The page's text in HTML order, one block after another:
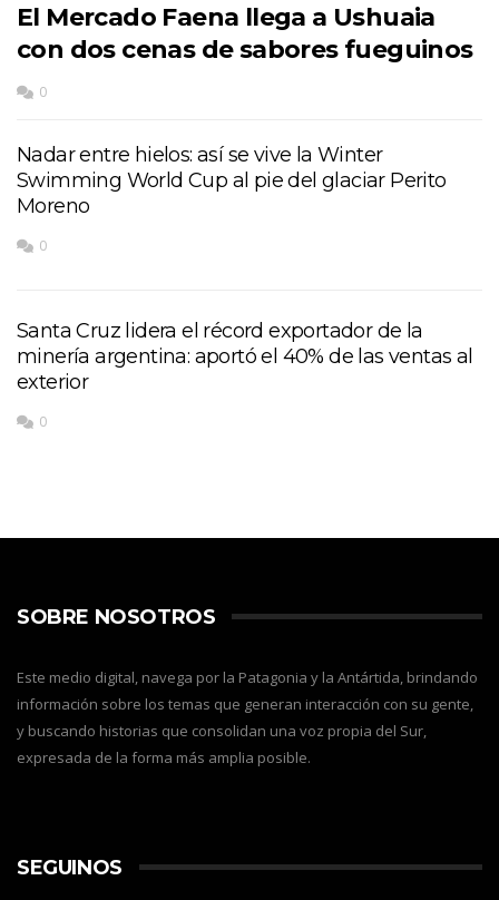
El Mercado Faena llega a Ushuaia
con dos cenas de sabores fueguinos
0
Nadar entre hielos: así se vive la Winter
Swimming World Cup al pie del glaciar Perito
Moreno
0
Santa Cruz lidera el récord exportador de la
minería argentina: aportó el 40% de las ventas al
exterior
0
SOBRE NOSOTROS
Este medio digital, navega por la Patagonia y la Antártida, brindando
información sobre los temas que generan interacción con su gente,
y buscando historias que consolidan una voz propia del Sur,
expresada de la forma más amplia posible.
SEGUINOS